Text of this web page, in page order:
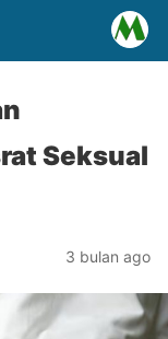
Seksual
3 bulan ago